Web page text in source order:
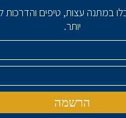
במתנה עצות, טיפים והדרכות
יותר.
הרשמה